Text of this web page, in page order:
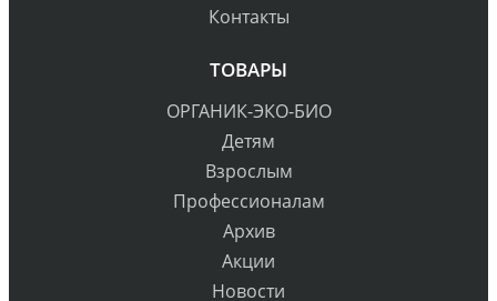
Контакты
ТОВАРЫ
ОРГАНИК-ЭКО-БИО
Детям
Взрослым
Профессионалам
Архив
Акции
Новости